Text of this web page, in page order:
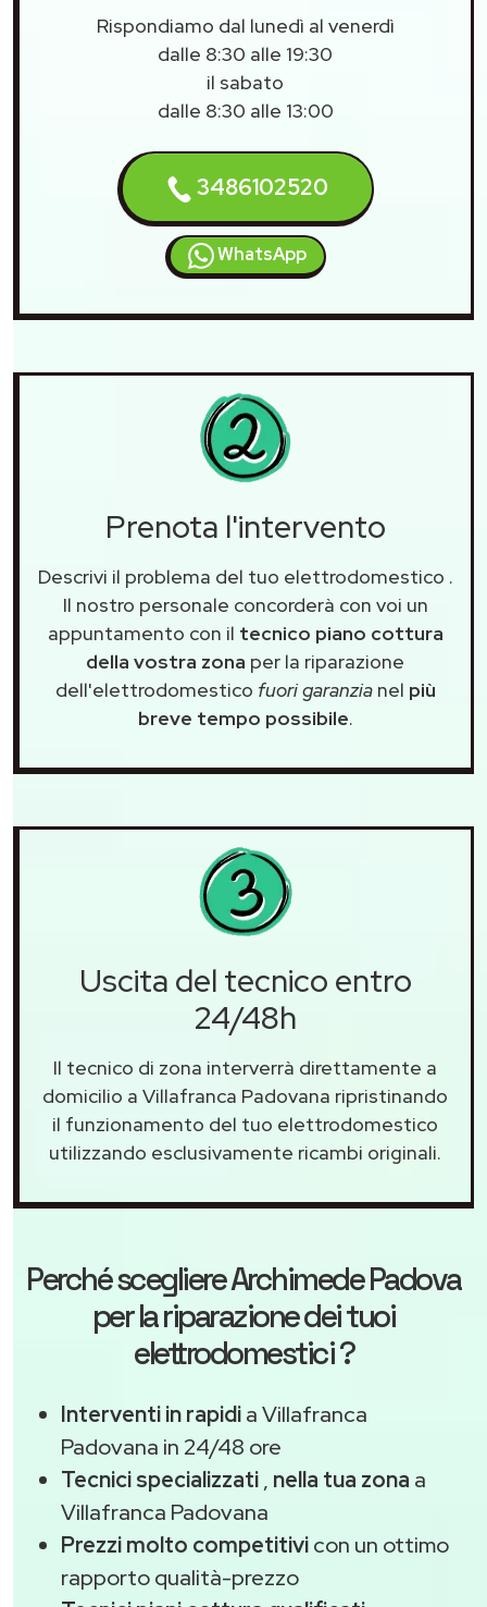
Rispondiamo dal lunedì al venerdì
dalle 8:30 alle 19:30
il sabato
dalle 8:30 alle 13:00
3486102520
WhatsApp
Prenota l'intervento
Descrivi il problema del tuo elettrodomestico .
Il nostro personale concorderà con voi un
appuntamento con il tecnico piano cottura
della vostra zona per la riparazione
dell'elettrodomestico fuori garanzianel più
breve tempo possibile.
Uscita del tecnico entro
24/48h
Il tecnico di zona interverrà direttamente a
domicilio a Villafranca Padovana ripristinando
il funzionamento del tuo elettrodomestico
utilizzando esclusivamente ricambi originali.
Perché scegliereArchimede Padova
per la riparazione dei tuoi
elettrodomestici ?
Interventi in rapidia Villafranca
Padovana in 24/48 ore
Tecnici specializzati, nella tua zona a
Villafranca Padovana
Prezzi molto competitivicon un ottimo
rapporto qualità-prezzo